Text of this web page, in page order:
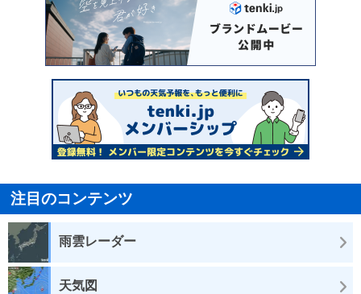
注目のコンテンツ
雨雲レーダー
天気図